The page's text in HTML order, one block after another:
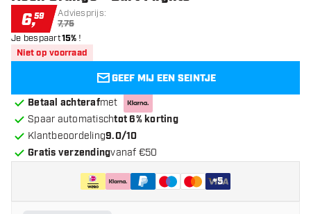
6,59 Adviesprijs:
7,75
Je bespaart15% !
Niet op voorraad
GEEF MIJ EEN SEINTJE
Betaal achterafmet
Spaar automatischtot 6% korting
Klantbeoordeling9.0/10
Gratis verzendingvanaf €50
+5